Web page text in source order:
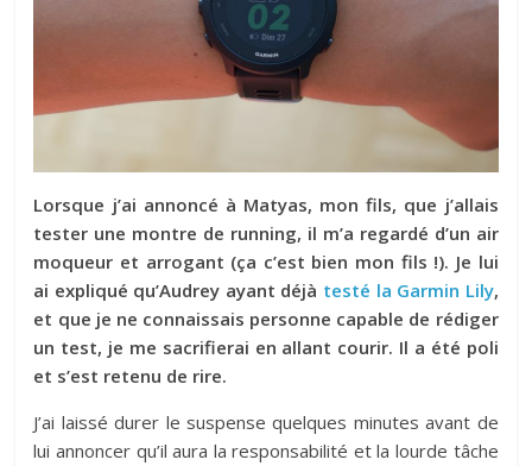
Lorsque j’ai annoncé à Matyas, mon fils, que j’allais
tester une montre de running, il m’a regardé d’un air
moqueur et arrogant (ça c’est bien mon fils !). Je lui
ai expliqué qu’Audrey ayant déjà testé la Garmin Lily,
et que je ne connaissais personne capable de rédiger
un test, je me sacrifierai en allant courir. Il a été poli
et s’est retenu de rire.
J’ai laissé durer le suspense quelques minutes avant de
lui annoncer qu’il aura la responsabilité et la lourde tâche